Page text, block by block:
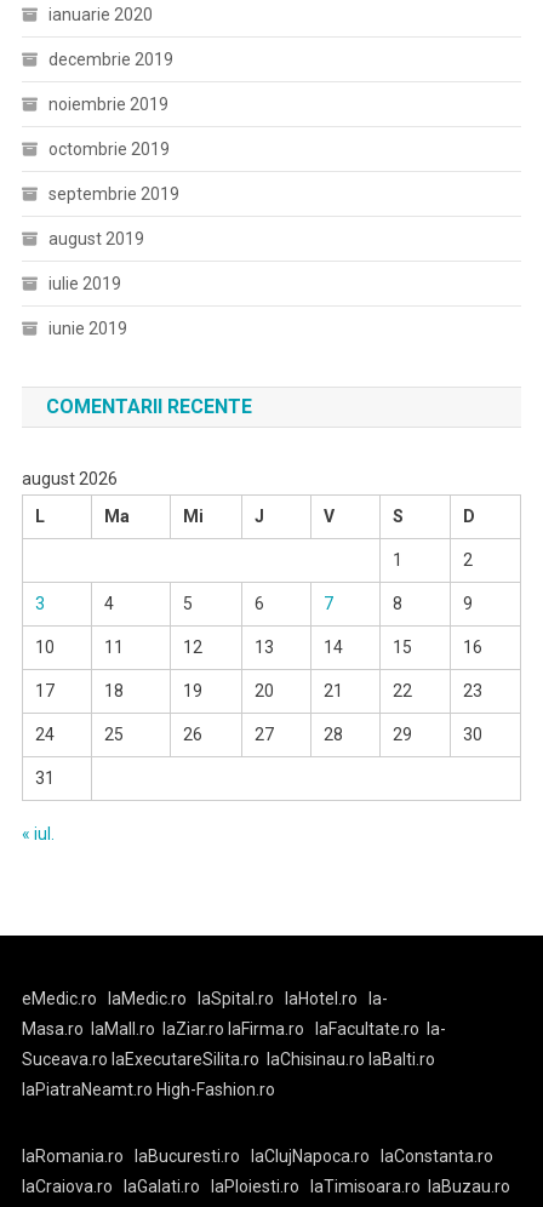
ianuarie 2020
decembrie 2019
noiembrie 2019
octombrie 2019
septembrie 2019
august 2019
iulie 2019
iunie 2019
COMENTARII RECENTE
august 2026
L
Ma Mi J V S D
1 2
3 4 5 6 7 8 9
10 11 12 13 14 15 16
17 18 19 20 21 22 23
24 25 26 27 28 29 30
31
« iul.
eMedic.ro laMedic.ro laSpital.ro laHotel.ro
la-
Masa.ro
laMall.ro laZiar.ro laFirma.ro laFacultate.ro
la-
Suceava.ro laExecutareSilita.ro laChisinau.ro laBalti.ro
laPiatraNeamt.ro High-Fashion.ro
laRomania.ro laBucuresti.ro laClujNapoca.ro
laConstanta.ro
laCraiova.ro
laGalati.ro laPloiesti.ro laTimisoara.ro laBuzau.ro